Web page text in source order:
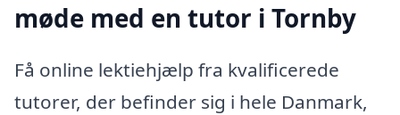
møde med en tutor i Tornby
Få online lektiehjælp fra kvalificerede
tutorer, der befinder sig i hele Danmark,